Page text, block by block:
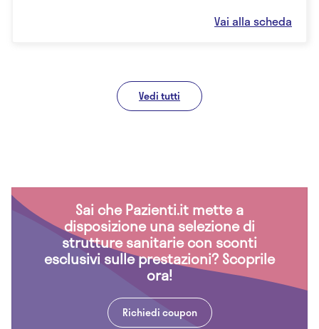
Vai alla scheda
Vedi tutti
Sai che Pazienti.it mette a
disposizione una selezione di
strutture sanitarie con sconti
esclusivi sulle prestazioni? Scoprile
ora!
Richiedi coupon